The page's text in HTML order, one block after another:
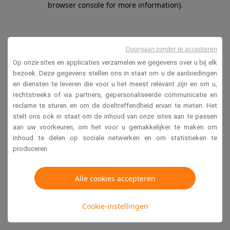
browser console for more information).
Op onze sites en applicaties verzamelen we gegevens over u bij elk
bezoek. Deze gegevens stellen ons in staat om u de aanbiedingen
en diensten te leveren die voor u het meest relevant zijn en om u,
rechtstreeks of via partners, gepersonaliseerde communicatie en
reclame te sturen en om de doeltreffendheid ervan te meten. Het
stelt ons ook in staat om de inhoud van onze sites aan te passen
aan uw voorkeuren, om het voor u gemakkelijker te maken om
inhoud te delen op sociale netwerken en om statistieken te
produceren.
Alle cookies accepteren
Cookie-instellingen
Doorgaan zonder te accepteren